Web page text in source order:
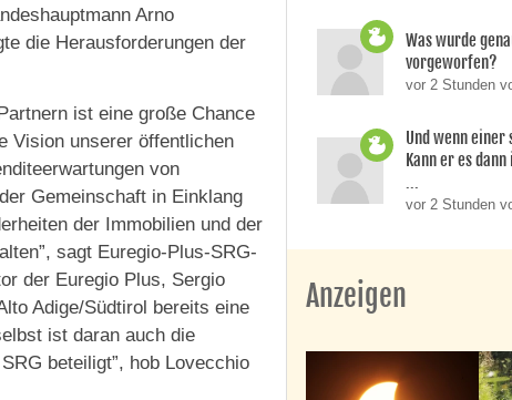
Arno
die Herausforderungen der
ist eine große Chance
Vision unserer öffentlichen
von
Gemeinschaft in Einklang
der Immobilien und der
sagt Euregio-Plus-SRG-
der Euregio Plus, Sergio
Adige/Südtirol bereits eine
ist daran auch die
beteiligt”, hob Lovecchio
Was wurde
vorgeworfen?
vor 2 Stunden
Und wenn
Kann er es
...
vor 2 Stunden
Anzeigen